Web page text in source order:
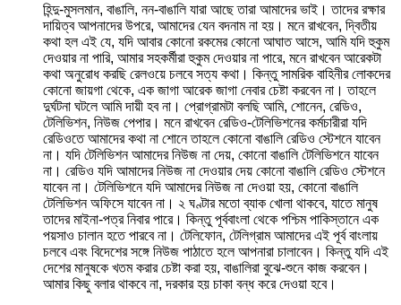
হিন্দু-মুসলমান, বাঙালি, নন-বাঙালি যারা আছে তারা আমাদের ভাই। তাদের রক্ষার
দায়িত্ব আপনাদের উপরে, আমাদের যেন বদনাম না হয়। মনে রাখবেন, দ্বিতীয়
কথা হল এই যে, যদি আবার কোনো রকমের কোনো আঘাত আসে, আমি যদি হুকুম
দেওয়ার না পারি, আমার সহকর্মীরা হুকুম দেওয়ার না পারে, মনে রাখবেন আরেকটা
কথা অনুরোধ করছি রেলওয়ে চলবে সত্য কথা। কিন্তু সামরিক বাহিনীর লোকদের
কোনো জায়গা থেকে, এক জাগা আরেক জাগা নেবার চেষ্টা করবেন না। তাহলে
দুর্ঘটনা ঘটলে আমি দায়ী হব না। প্রোগ্রামটা বলছি আমি, শোনেন, রেডিও,
টেলিভিশন, নিউজ পেপার। মনে রাখবেন রেডিও-টেলিভিশনের কর্মচারীরা যদি
রেডিওতে আমাদের কথা না শোনে তাহলে কোনো বাঙালি রেডিও স্টেশনে যাবেন
না। যদি টেলিভিশন আমাদের নিউজ না দেয়, কোনো বাঙালি টেলিভিশনে যাবেন
না। রেডিও যদি আমাদের নিউজ না দেওয়ার দেয় কোনো বাঙালি রেডিও স্টেশনে
যাবেন না। টেলিভিশনে যদি আমাদের নিউজ না দেওয়া হয়, কোনো বাঙালি
টেলিভিশন অফিসে যাবেন না। ২ ঘণ্টার মতো ব্যাক খোলা থাকবে, যাতে মানুষ
তাদের মাইনা-পত্র নিবার পারে। কিন্তু পূর্ববাংলা থেকে পশ্চিম পাকিস্তানে এক
পয়সাও চালান হতে পারবে না। টেলিফোন, টেলিগ্রাম আমাদের এই পূর্ব বাংলায়
চলবে এবং বিদেশের সঙ্গে নিউজ পাঠাতে হলে আপনারা চালাবেন। কিন্তু যদি এই
দেশের মানুষকে খতম করার চেষ্টা করা হয়, বাঙালিরা বুঝে-শুনে কাজ করবেন।
আমার কিছু বলার থাকবে না, দরকার হয় চাকা বন্ধ করে দেওয়া হবে।